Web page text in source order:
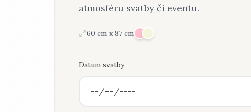
atmosféru svatby či eventu.
60 cm x 87 cm
Datum svatby